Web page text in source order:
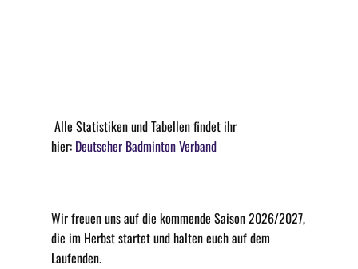
Alle Statistiken und Tabellen findet ihr
hier: Deutscher Badminton Verband
Wir freuen uns auf die kommende Saison 2026/2027,
die im Herbst startet und halten euch auf dem
Laufenden.